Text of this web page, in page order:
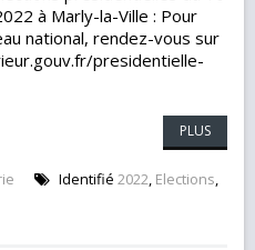
à Marly-la-Ville : Pour
national, rendez-vous sur
presidentielle-
PLUS
Identifié 2022, Elections,